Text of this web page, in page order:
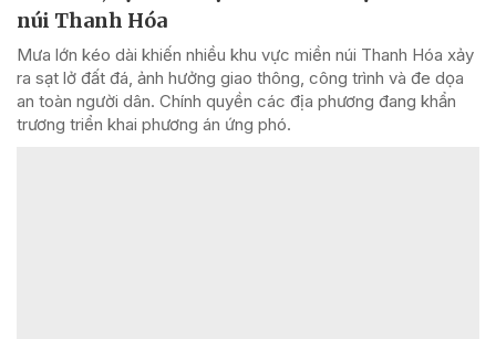
núi Thanh Hóa
Mưa lớn kéo dài khiến nhiều khu vực miền núi Thanh Hóa xảy
ra sạt lở đất đá, ảnh hưởng giao thông, công trình và đe dọa
an toàn người dân. Chính quyền các địa phương đang khẩn
trương triển khai phương án ứng phó.